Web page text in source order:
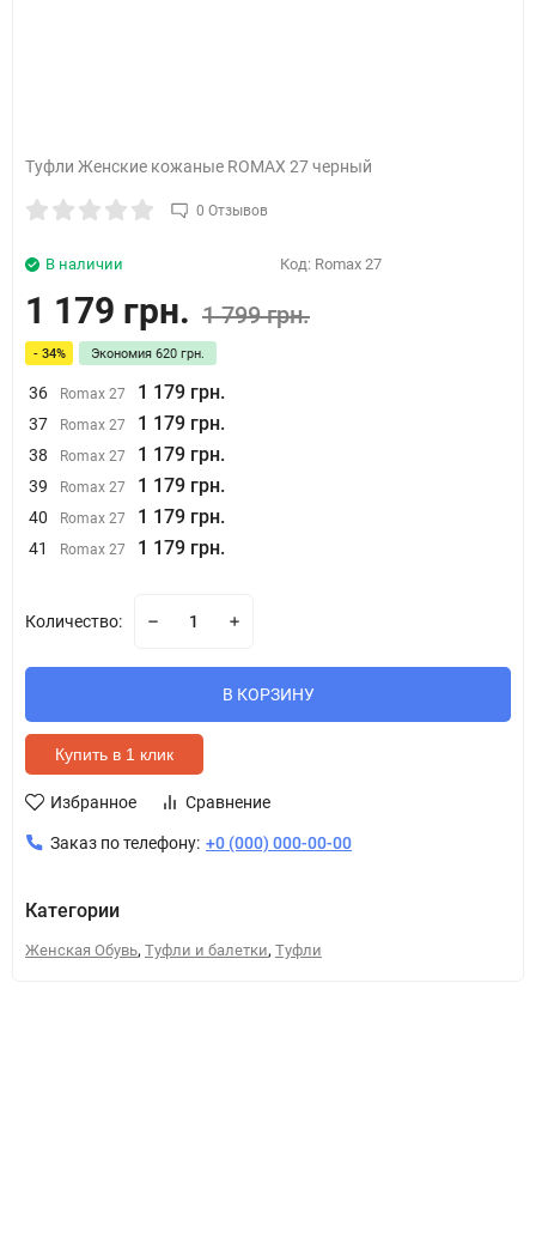
Туфли Женские кожаные ROMAX 27 черный
0 Отзывов
В наличии Код: Romax 27
1 179 грн. 1 799 грн.
- 34% Экономия 620 грн.
36 Romax 27 1 179 грн.
37 Romax 27 1 179 грн.
38 Romax 27 1 179 грн.
39 Romax 27 1 179 грн.
40 Romax 27 1 179 грн.
41 Romax 27 1 179 грн.
Количество:
В КОРЗИНУ
Купить в 1 клик
Избранное Сравнение
Заказ по телефону: +0 (000) 000-00-00
Категории
Женская Обувь, Туфли и балетки, Туфли